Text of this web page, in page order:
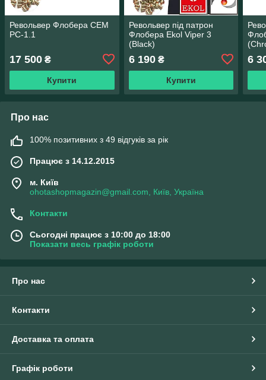
Револьвер Флобера СЕМ
РС-1.1
17 500 ₴
Купити
Револьвер під патрон
Флобера Ekol Viper 3
(Black)
6 190₴
Купити
6
Про нас
100% позитивних з 49 відгуків за рік
Працює з 14.12.2015
м. Київ
ohotashopmagazin@gmail.com, Київ, Україна
Контакти
Сьогодні працює з 10:00 до 18:00
Показати весь графік роботи
Про нас
Контакти
Доставка та оплата
Графік роботи